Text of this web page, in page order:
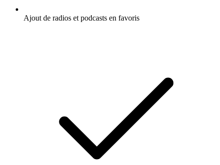
Ajout de radios et podcasts en favoris